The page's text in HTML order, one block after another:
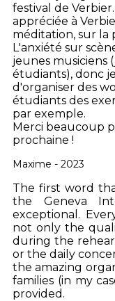
festival de
appréciée à
méditation, sur la
L'anxiété sur
jeunes musiciens
étudiants), donc
d'organiser des
étudiants des
par exemple.
Merci beaucoup
prochaine !
Maxime - 2023
The first word
the Geneva
exceptional.
not only the
during the
or the daily
the amazing
families (in my
provided.